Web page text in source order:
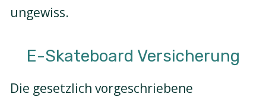
ungewiss.
E-Skateboard Versicherung
Die gesetzlich vorgeschriebene